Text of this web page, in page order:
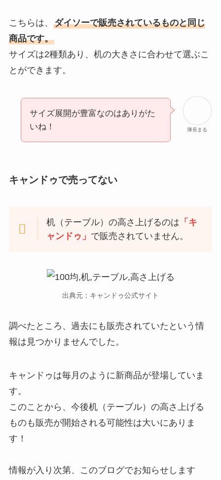
こちらは、 ダイソーで販売されているものと同じ
商品です。
サイズは2種類あり、机の大きさに合わせて選ぶこ
とができます。
隊長まる
サイズ展開が豊富なのはありがた
いね！
キャンドゥで売ってない
机（テーブル）の高さ上げるのは 「キ
ャンドゥ」 で販売されていません。
出典元：キャンドゥ公式サイト
調べたところ、過去にも販売されていたという情
報は見つかりませんでした。
キャンドゥは毎月のように新商品が登場していま
す。
このことから、今後机（テーブル）の高さ上げる
ものも販売が開始される可能性は大いにありま
す！
情報が入り次第、このブログでお知らせします